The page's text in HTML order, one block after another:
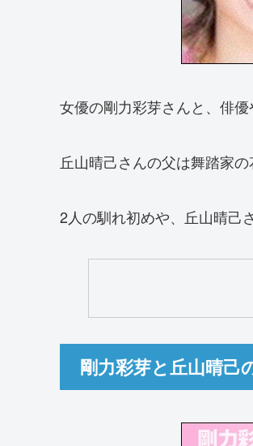
女優の剛力彩芽さんと、俳
丘山晴己さんの父は舞踏家
2人の馴れ初めや、丘山晴己
剛力彩芽と丘山晴己